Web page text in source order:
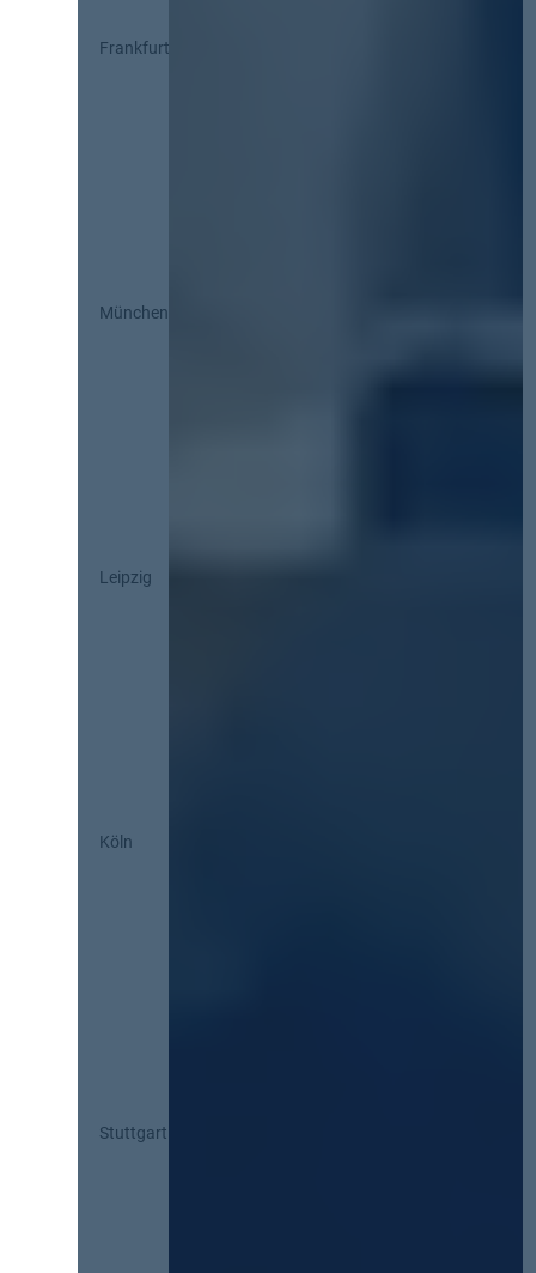
Frankfurt
München
Leipzig
Köln
Stuttgart